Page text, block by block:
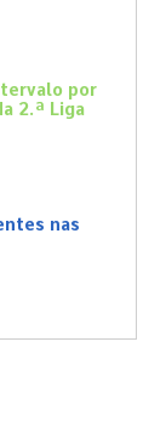
por
2.ª Liga
nas